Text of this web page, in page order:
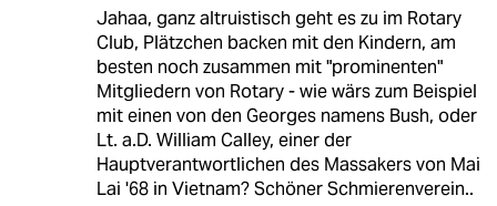
Jahaa, ganz altruistisch geht es zu im Rotary
Club, Plätzchen backen mit den Kindern, am
besten noch zusammen mit "prominenten"
Mitgliedern von Rotary - wie wärs zum Beispiel
mit einen von den Georges namens Bush, oder
Lt. a.D. William Calley, einer der
Hauptverantwortlichen des Massakers von Mai
Lai '68 in Vietnam? Schöner Schmierenverein..